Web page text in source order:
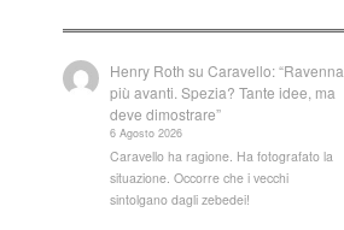
Henry Roth suCaravello: “Ravenna
più avanti. Spezia? Tante idee, ma
deve dimostrare”
6 Agosto 2026
Caravello ha ragione. Ha fotografato la
situazione. Occorre che i vecchi
sintolgano dagli zebedei!